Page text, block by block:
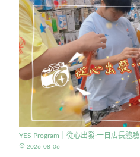
YES Program｜從心出發·一日店長體驗
access_time 2026-08-06